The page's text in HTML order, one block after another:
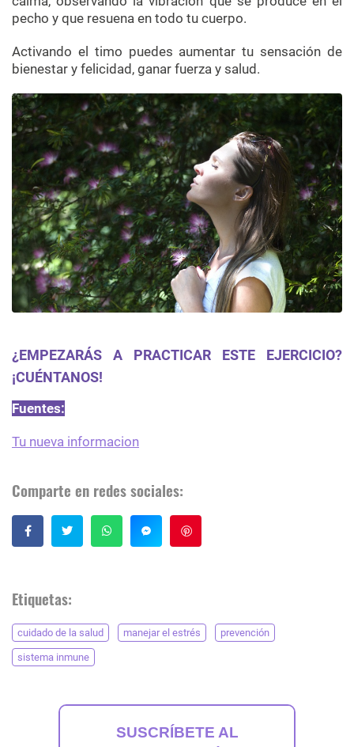
pecho y que resuena en todo tu cuerpo.
Activando el timo puedes aumentar tu sensación de
bienestar y felicidad, ganar fuerza y salud.
¿EMPEZARÁS A PRACTICAR ESTE EJERCICIO?
¡CUÉNTANOS!
Fuentes:
Tu nueva informacion
Comparte en redes sociales:
Etiquetas:
cuidado de la salud manejar el estrés prevención
sistema inmune
SUSCRÍBETE AL